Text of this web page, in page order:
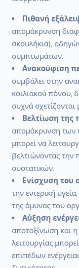
Πιθανή
απομάκρυνση
σκουλήκια),
συμπτωμάτων.
Ανακούφιση
συμβάλει στην
κοιλιακού πόνου,
συχνά
Βελτίωση της
απομάκρυνση των
μπορεί να
βελτιώνοντας
συστατικών.
Ενίσχυση του
την εντερική
της άμυνας του
Αύξηση
αποτοξίνωση και
λειτουργίας
επιπέδων